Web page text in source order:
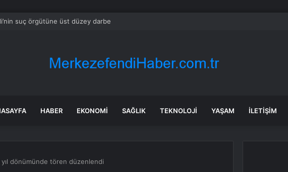
suç örgütüne üst düzey darbe
HABER EKONOMI SAĞLIK TEKNOLOJI YAŞAM İLETIŞIM
yıl dönümünde tören düzenlendi